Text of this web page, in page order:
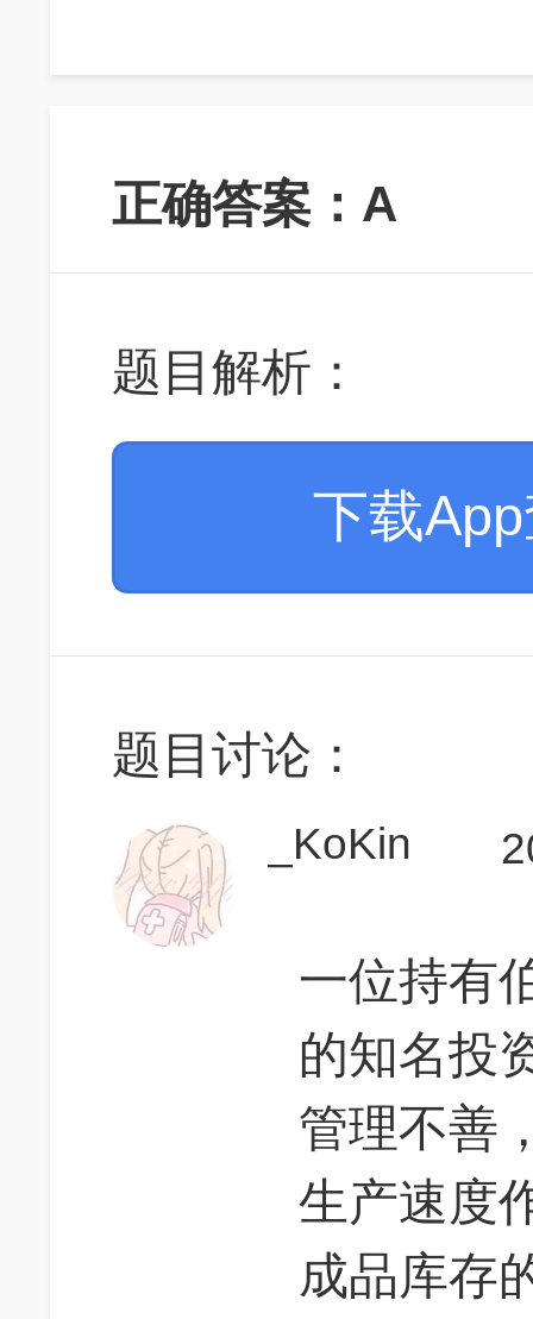
正确答案：A
题目解析：
下载
题目讨论：
_KoKin
一位持有
的知名投
管理不善
生产速度
成品库存